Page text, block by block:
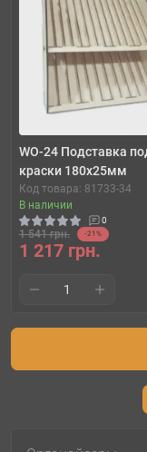
WO-24 Подставка
краски 180x25мм
Код товара: 81733-34
В наличии
0
1 541 грн. -21%
1 217 грн.